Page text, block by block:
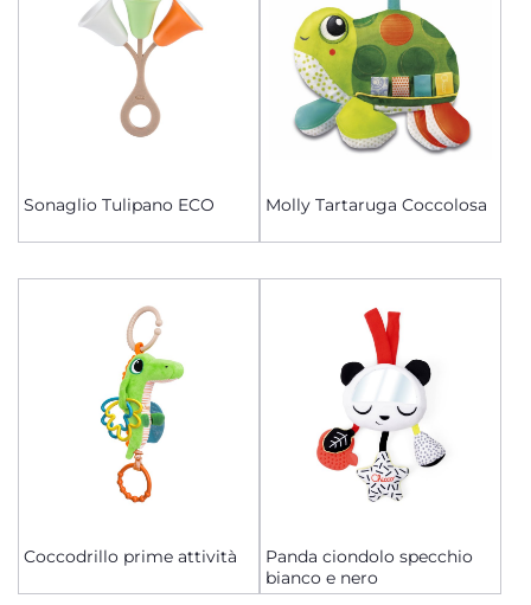
Sonaglio Tulipano ECO Molly Tartaruga Coccolosa
Coccodrillo prime attività
Panda ciondolo specchio
bianco e nero